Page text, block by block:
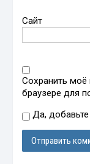
Сайт
Сохранить моё
браузере для
Да,